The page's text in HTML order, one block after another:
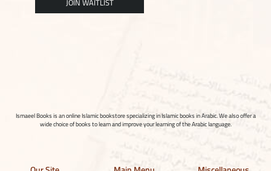
Ismaeel Books is an online Islamic bookstore specializing in Islamic books in Arabic. We also offer a
wide choice of books to learn and improve your learning of the Arabic language.